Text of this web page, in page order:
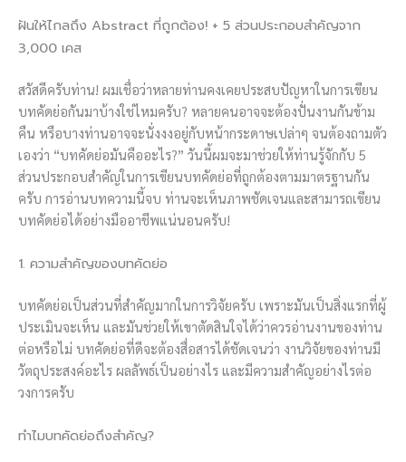
ฝันให้ไกลถึง Abstract ที่ถูกต้อง! + 5 ส่วนประกอบสำคัญจาก
3,000 เคส
สวัสดีครับท่าน! ผมเชื่อว่าหลายท่านคงเคยประสบปัญหาในการเขียน
บทคัดย่อกันมาบ้างใช่ไหมครับ? หลายคนอาจจะต้องปั่นงานกันข้าม
คืน หรือบางท่านอาจจะนั่งงงอยู่กับหน้ากระดาษเปล่าๆ จนต้องถามตัว
เองว่า “บทคัดย่อมันคืออะไร?” วันนี้ผมจะมาช่วยให้ท่านรู้จักกับ 5
ส่วนประกอบสำคัญในการเขียนบทคัดย่อที่ถูกต้องตามมาตรฐานกัน
ครับ การอ่านบทความนี้จบ ท่านจะเห็นภาพชัดเจนและสามารถเขียน
บทคัดย่อได้อย่างมืออาชีพแน่นอนครับ!
1. ความสำคัญของบทคัดย่อ
บทคัดย่อเป็นส่วนที่สำคัญมากในการวิจัยครับ เพราะมันเป็นสิ่งแรกที่ผู้
ประเมินจะเห็น และมันช่วยให้เขาตัดสินใจได้ว่าควรอ่านงานของท่าน
ต่อหรือไม่ บทคัดย่อที่ดีจะต้องสื่อสารได้ชัดเจนว่า งานวิจัยของท่านมี
วัตถุประสงค์อะไร ผลลัพธ์เป็นอย่างไร และมีความสำคัญอย่างไรต่อ
วงการครับ
ทำไมบทคัดย่อถึงสำคัญ?